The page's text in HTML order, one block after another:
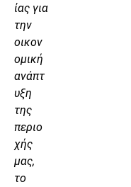
ίας για
την
οικον
ομική
ανάπτ
υξη
της
περιο
χής
μας,
το